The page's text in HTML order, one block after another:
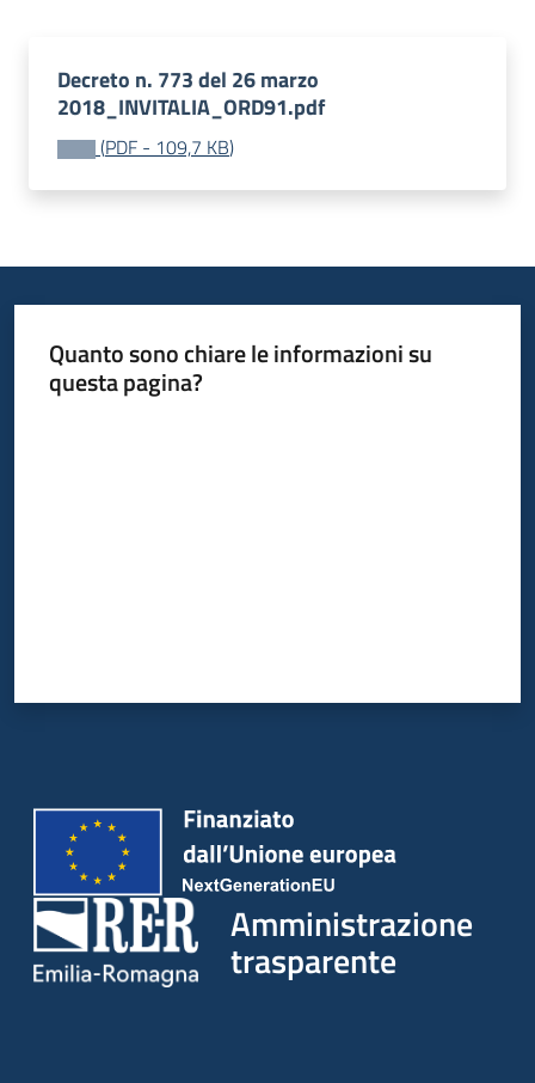
Decreto n. 773 del 26 marzo
2018_INVITALIA_ORD91.pdf
(PDF - 109,7 KB)
Quanto sono chiare le informazioni su
questa pagina?
Amministrazione
trasparente